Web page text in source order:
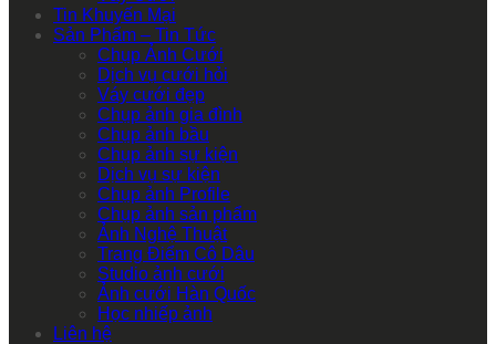
Tin Khuyến Mại
Sản Phẩm – Tin Tức
Chụp Ảnh Cưới
Dịch vụ cưới hỏi
Váy cưới đẹp
Chụp ảnh gia đình
Chụp ảnh bầu
Chụp ảnh sự kiện
Dịch vụ sự kiện
Chụp ảnh Profile
Chụp ảnh sản phẩm
Ảnh Nghệ Thuật
Trang Điểm Cô Dâu
Studio ảnh cưới
Ảnh cưới Hàn Quốc
Học nhiếp ảnh
Liên hệ